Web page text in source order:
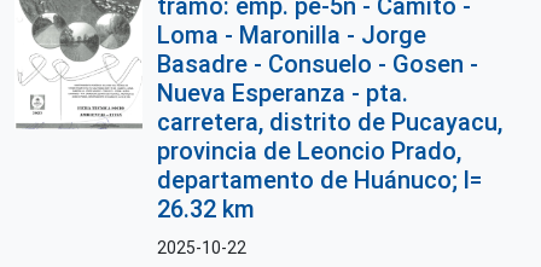
tramo: emp. pe-5n - Camito -
Loma - Maronilla - Jorge
Basadre - Consuelo - Gosen -
Nueva Esperanza - pta.
carretera, distrito de Pucayacu,
provincia de Leoncio Prado,
departamento de Huánuco; l=
26.32 km
2025-10-22